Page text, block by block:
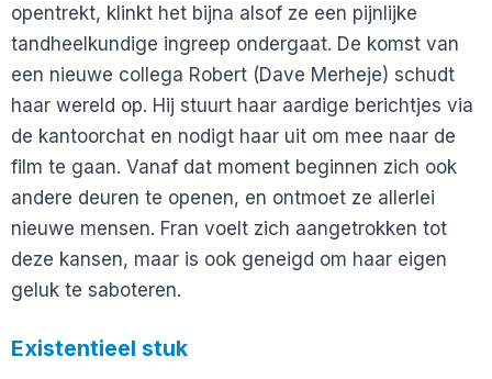
opentrekt, klinkt het bijna alsof ze een pijnlijke
tandheelkundige ingreep ondergaat. De komst van
een nieuwe collega Robert (Dave Merheje) schudt
haar wereld op. Hij stuurt haar aardige berichtjes via
de kantoorchat en nodigt haar uit om mee naar de
film te gaan. Vanaf dat moment beginnen zich ook
andere deuren te openen, en ontmoet ze allerlei
nieuwe mensen. Fran voelt zich aangetrokken tot
deze kansen, maar is ook geneigd om haar eigen
geluk te saboteren.
Existentieel stuk